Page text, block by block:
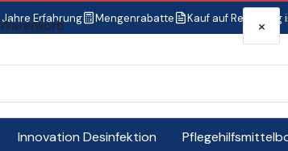
Jahre Erfahrung Mengenrabatte Kauf auf Rechnung
Innovation Desinfektion
×
Ihr Warenkorb ist leer